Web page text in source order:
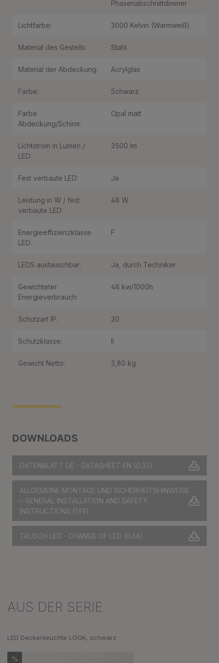
DOWNLOADS
DATENBLATT DE - DATASHEET EN (0.33)
ALLGEMEINE MONTAGE UND SICHERHEITSHINWEISE
– GENERAL INSTALLATION AND SAFETY
INSTRUCTIONS (1.99)
TAUSCH LED - CHANGE OF LED (0.66)
Phasenabschnittdimmer
Lichtfarbe: 3000 Kelvin (Warmweiß)
Material des Gestells: Stahl
Material der Abdeckung: Acrylglas
Farbe: Schwarz
Farbe
Abdeckung/Schirm:
Opal matt
Lichtstrom in Lumen /
LED:
3500 lm
Fest verbaute LED: Ja
Leistung in W / fest
verbaute LED:
48 W
Energieeffizienzklasse
LED:
F
LEDS austauschbar: Ja, durch Techniker
Gewichteter
Energieverbrauch:
48 kw/1000h
Schutzart IP: 20
Schutzklasse: II
Gewicht Netto: 3,80 kg
Produktgalerie überspringen
AUS DER SERIE
LED Deckenleuchte LOOK, schwarz
%